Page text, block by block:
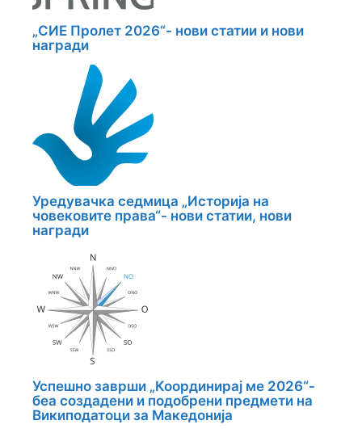
„СИЕ Пролет 2026“- нови статии и нови
награди
Уредувачка седмица „Историја на
човековите права“- нови статии, нови
награди
Успешно заврши „Координирај ме 2026“-
беа создадени и подобрени предмети на
Википодатоци за Македонија